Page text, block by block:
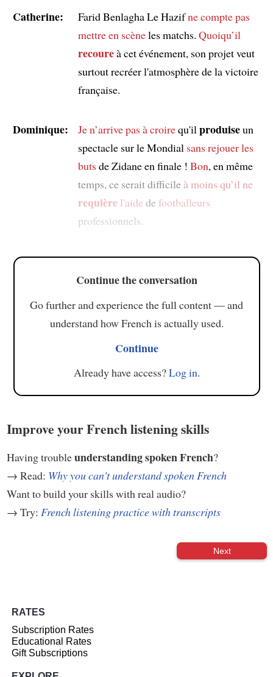
Catherine: Farid Benlagha Le Hazifne compte pas
mettre en scèneles matchs. Quoiqu’il
recoureà cet événement, son projet veut
surtout recréer l'atmosphère de la victoire
française.
Dominique: Je n’arrive pas à croirequ'il produiseun
spectacle sur le Mondial sans rejouer les
butsde Zidane en finale ! Bon, en même
temps, ce serait difficileà moins qu’il ne
requièrel'aide de footballeurs
professionnels.
Continue the conversation
Go further and experience the full content — and
understand how French is actually used.
Continue
Already have access?Log in.
Improve your French listening skills
Having troubleunderstanding spoken French?
→ Read: Why you can't understand spoken French
Want to build your skills with real audio?
→ Try: French listening practice with transcripts
Next
RATES
Subscription Rates
Educational Rates
Gift Subscriptions